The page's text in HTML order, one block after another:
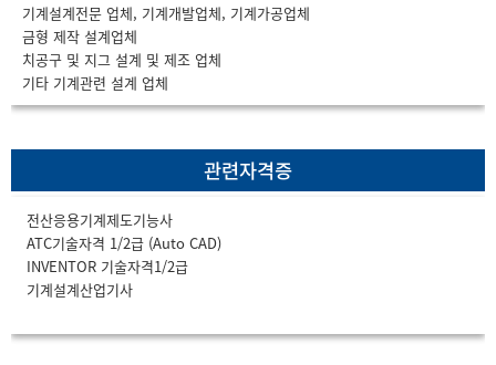
기계설계전문 업체, 기계개발업체, 기계가공업체
금형 제작 설계업체
치공구 및 지그 설계 및 제조 업체
기타 기계관련 설계 업체
관련자격증
전산응용기계제도기능사
ATC기술자격 1/2급 (Auto CAD)
INVENTOR 기술자격1/2급
기계설계산업기사